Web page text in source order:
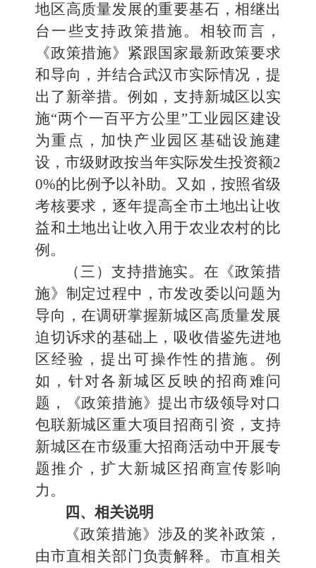
地区高质量发展的重要基石，相继出
台一些支持政策措施。相较而言，
《政策措施》紧跟国家最新政策要求
和导向，并结合武汉市实际情况，提
出了新举措。例如，支持新城区以实
施“两个一百平方公里”工业园区建设
为重点，加快产业园区基础设施建
设，市级财政按当年实际发生投资额2
0%的比例予以补助。又如，按照省级
考核要求，逐年提高全市土地出让收
益和土地出让收入用于农业农村的比
例。
（三）支持措施实。在《政策措
施》制定过程中，市发改委以问题为
导向，在调研掌握新城区高质量发展
迫切诉求的基础上，吸收借鉴先进地
区经验，提出可操作性的措施。例
如，针对各新城区反映的招商难问
题，《政策措施》提出市级领导对口
包联新城区重大项目招商引资，支持
新城区在市级重大招商活动中开展专
题推介，扩大新城区招商宣传影响
力。
四、相关说明
《政策措施》涉及的奖补政策，
由市直相关部门负责解释。市直相关